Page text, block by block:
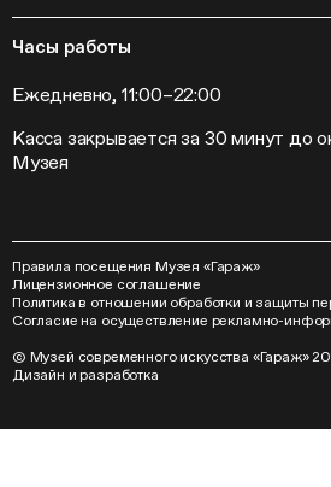
Часы работы
Ежедневно, 11:00–22:00
Касса закрывается за 30 минут до
Музея
Правила посещения Музея «Гараж»
Лицензионное соглашение
Политика в отношении обработки и защиты
Согласие на осуществление рекламно-
© Музей современного искусства «Гараж»
Дизайн иразработка